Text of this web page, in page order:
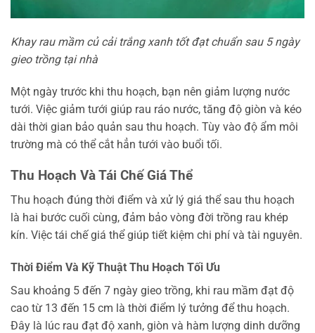
Khay rau mầm củ cải trắng xanh tốt đạt chuẩn sau 5 ngày
gieo trồng tại nhà
Một ngày trước khi thu hoạch, bạn nên giảm lượng nước
tưới. Việc giảm tưới giúp rau ráo nước, tăng độ giòn và kéo
dài thời gian bảo quản sau thu hoạch. Tùy vào độ ẩm môi
trường mà có thể cắt hẳn tưới vào buổi tối.
Thu Hoạch Và Tái Chế Giá Thể
Thu hoạch đúng thời điểm và xử lý giá thể sau thu hoạch
là hai bước cuối cùng, đảm bảo vòng đời trồng rau khép
kín. Việc tái chế giá thể giúp tiết kiệm chi phí và tài nguyên.
Thời Điểm Và Kỹ Thuật Thu Hoạch Tối Ưu
Sau khoảng 5 đến 7 ngày gieo trồng, khi rau mầm đạt độ
cao từ 13 đến 15 cm là thời điểm lý tưởng để thu hoạch.
Đây là lúc rau đạt độ xanh, giòn và hàm lượng dinh dưỡng